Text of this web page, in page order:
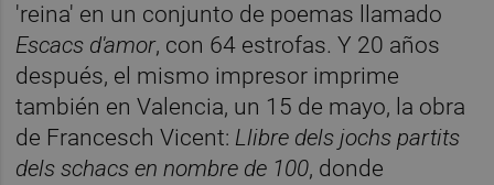
'reina' en un conjunto de poemas llamado
Escacs d'amor, con 64 estrofas. Y 20 años
después, el mismo impresor imprime
también en Valencia, un 15 de mayo, la obra
de Francesch Vicent: Llibre dels jochs partits
delsschacs en nombre de 100, donde